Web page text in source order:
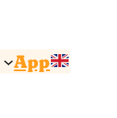
App